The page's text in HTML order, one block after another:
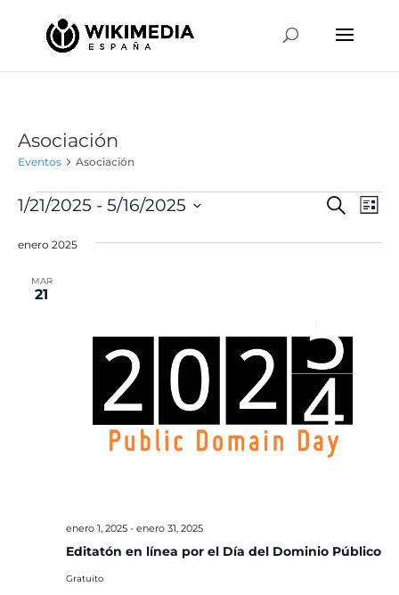
Asociación
Eventos Asociación
Eventos Buscar
de
Lista
1/21/2025 - 5/16/2025
la
enero 2025
MAR
21
Editatón en línea por el Día del Dominio Público
enero 1, 2025- enero 31, 2025
Gratuito